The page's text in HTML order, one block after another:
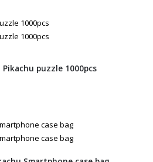
Pikachu puzzle 1000pcs